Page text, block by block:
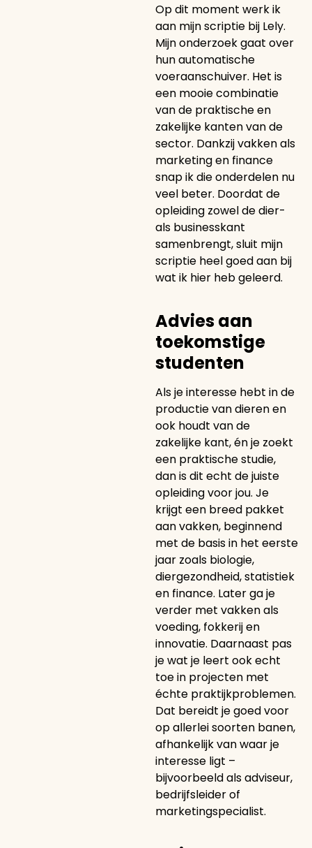
Op dit moment werk ik
aan mijn scriptie bij Lely.
Mijn onderzoek gaat over
hun automatische
voeraanschuiver. Het is
een mooie combinatie
van de praktische en
zakelijke kanten van de
sector. Dankzij vakken als
marketing en finance
snap ik die onderdelen nu
veel beter. Doordat de
opleiding zowel de dier-
als businesskant
samenbrengt, sluit mijn
scriptie heel goed aan bij
wat ik hier heb geleerd.
Advies aan
toekomstige
studenten
Als je interesse hebt in de
productie van dieren en
ook houdt van de
zakelijke kant, én je zoekt
een praktische studie,
dan is dit echt de juiste
opleiding voor jou. Je
krijgt een breed pakket
aan vakken, beginnend
met de basis in het eerste
jaar zoals biologie,
diergezondheid, statistiek
en finance. Later ga je
verder met vakken als
voeding, fokkerij en
innovatie. Daarnaast pas
je wat je leert ook echt
toe in projecten met
échte praktijkproblemen.
Dat bereidt je goed voor
op allerlei soorten banen,
afhankelijk van waar je
interesse ligt –
bijvoorbeeld als adviseur,
bedrijfsleider of
marketingspecialist.